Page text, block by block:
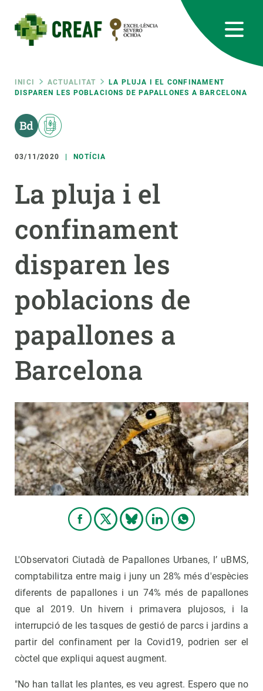
contingut
Fil
d'ariadna
INICI ACTUALITAT
LA PLUJA I EL CONFINAMENT
DISPAREN LES POBLACIONS DE PAPALLONES A BARCELONA
03/11/2020 NOTÍCIA
La pluja i el
confinament
disparen les
poblacions de
papallones a
Barcelona
L'Observatori Ciutadà de Papallones Urbanes, l’ uBMS,
comptabilitza entre maig i juny un 28% més d'espècies
diferents de papallones i un 74% més de papallones
que al 2019. Un hivern i primavera plujosos, i la
interrupció de les tasques de gestió de parcs i jardins a
partir del confinament per la Covid19, podrien ser el
còctel que expliqui aquest augment.
"No han tallat les plantes, es veu agrest. Espero que no
RRSS
Featured
responsive
INTRANET
Responsive
menu
RECERCA
CIÈNCIA EN ACCIÓ
UNEIX-TE A NOSALTRES
PARTICIPA
NOTÍCIES I AGENDA